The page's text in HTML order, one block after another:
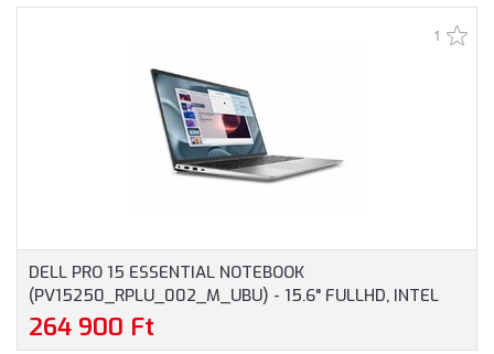
1
DELL PRO 15 ESSENTIAL NOTEBOOK
(PV15250_RPLU_002_M_UBU) - 15.6" FULLHD, INTEL
CORE I7-1355U, 16GB RAM, 512GB SSD, MAGYAR
BILLENTYŰZET, OPERÁCIÓS RENDSZER NÉLKÜL, 3 ÉV
264 900 Ft